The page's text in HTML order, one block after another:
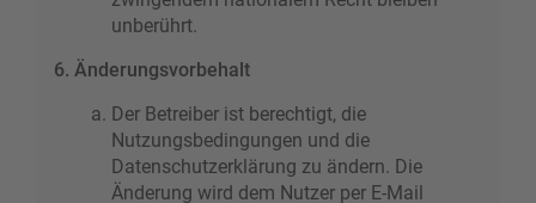
unberührt.
6. Änderungsvorbehalt
Der Betreiber ist berechtigt, die
Nutzungsbedingungen und die
Datenschutzerklärung zu ändern. Die
Änderung wird dem Nutzer per E-Mail